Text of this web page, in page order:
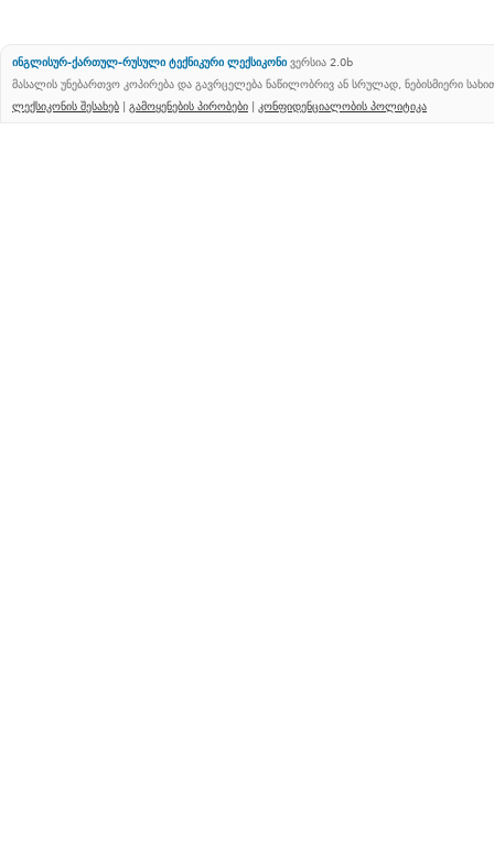
ინგლისურ-ქართულ-რუსული ტექნიკური ლექსიკონი ვერსია 2.0b
მასალის უნებართვო კოპირება და გავრცელება ნაწილობრივ ან სრულად, ნებისმიერი
ლექსიკონის შესახებ | გამოყენების პირობები | კონფიდენციალობის პოლიტიკა